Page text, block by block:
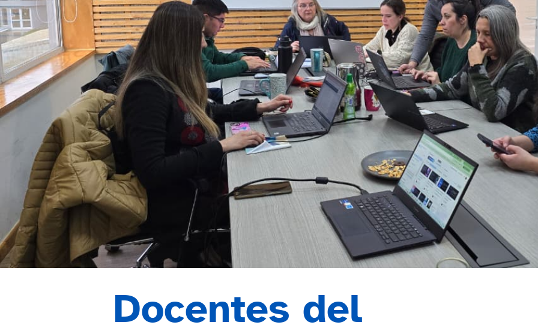
Docentes del